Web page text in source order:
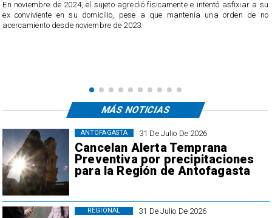
En noviembre de 2024, el sujeto agredió físicamente e intentó asfixiar a su
ex conviviente en su domicilio, pese a que mantenía una orden de no
acercamiento desde noviembre de 2023.
31 De Julio De 2026
Cancelan Alerta Temprana
Preventiva por precipitaciones
para la Región de Antofagasta
ANTOFAGASTA
31 De Julio De 2026
REGIONAL
MÁS NOTICIAS